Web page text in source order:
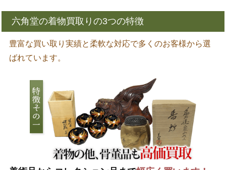
六角堂の着物買取りの3つの特徴
豊富な買い取り実績と柔軟な対応で多くのお客様から選
ばれています。